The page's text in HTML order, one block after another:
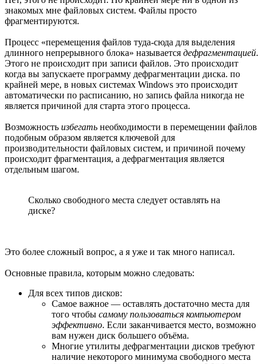
знакомых мне файловых систем. Файлы просто
фрагментируются.
Процесс «перемещения файлов туда-сюда для выделения
длинного непрерывного блока» называется дефрагментацией.
Этого не происходит при записи файлов. Это происходит
когда вы запускаете программу дефрагментации диска. по
крайней мере, в новых системах Windows это происходит
автоматически по расписанию, но запись файла никогда не
является причиной для старта этого процесса.
Возможность избегать необходимости в перемещении файлов
подобным образом является ключевой для
производительности файловых систем, и причиной почему
происходит фрагментация, а дефрагментация является
отдельным шагом.
Сколько свободного места следует оставлять на
диске?
Это более сложный вопрос, а я уже и так много написал.
Основные правила, которым можно следовать:
Для всех типов дисков:
Самое важное — оставлять достаточно места для
того чтобы самому пользоваться компьютером
эффективно. Если заканчивается место, возможно
вам нужен диск большего объёма.
Многие утилиты дефрагментации дисков требуют
наличие некоторого минимума свободного места